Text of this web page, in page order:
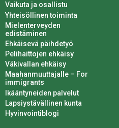
Vaikuta ja osallistu
Yhteisöllinen toiminta
Mielenterveyden
edistäminen
Ehkäisevä päihdetyö
Pelihaittojen ehkäisy
Väkivallan ehkäisy
Maahanmuuttajalle – For
immigrants
Ikääntyneiden palvelut
Lapsiystävällinen kunta
Hyvinvointiblogi